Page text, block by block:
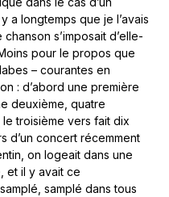
a longtemps que je l’avais
chanson s’imposait d’elle-
pour le propos que
– courantes en
: d’abord une première
deuxième, quatre
troisième vers fait dix
d’un concert récemment
on logeait dans une
et il y avait ce
samplé dans tous